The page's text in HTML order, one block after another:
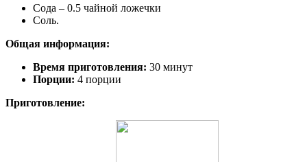
Сода – 0.5 чайной ложечки
Соль.
Общая информация:
Время приготовления: 30 минут
Порции: 4 порции
Приготовление: